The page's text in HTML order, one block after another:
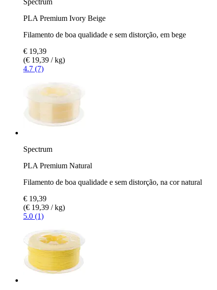
PLA Premium Ivory Beige
Filamento de boa qualidade e sem distorção, em bege
€ 19,39
(€ 19,39 / kg)
4.7 (7)
Spectrum
PLA Premium Natural
Filamento de boa qualidade e sem distorção, na cor natural
€ 19,39
(€ 19,39 / kg)
5.0 (1)